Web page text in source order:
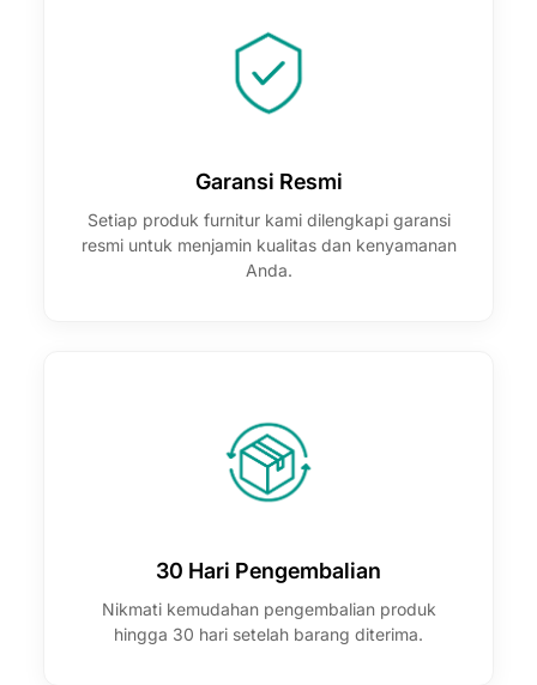
Garansi Resmi
Setiap produk furnitur kami dilengkapi garansi
resmi untuk menjamin kualitas dan kenyamanan
Anda.
30 Hari Pengembalian
Nikmati kemudahan pengembalian produk
hingga 30 hari setelah barang diterima.